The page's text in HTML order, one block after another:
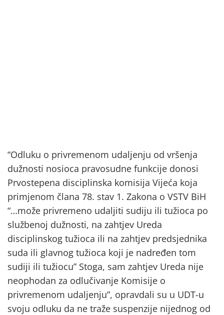
“Odluku o privremenom udaljenju od vršenja
dužnosti nosioca pravosudne funkcije donosi
Prvostepena disciplinska komisija Vijeća koja
primjenom člana 78. stav 1. Zakona o VSTV BiH
“…može privremeno udaljiti sudiju ili tužioca po
službenoj dužnosti, na zahtjev Ureda
disciplinskog tužioca ili na zahtjev predsjednika
suda ili glavnog tužioca koji je nadređen tom
sudiji ili tužiocu” Stoga, sam zahtjev Ureda nije
neophodan za odlučivanje Komisije o
privremenom udaljenju”, opravdali su u UDT-u
svoju odluku da ne traže suspenzije nijednog od